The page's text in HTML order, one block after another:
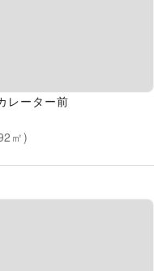
レーター前
㎡)